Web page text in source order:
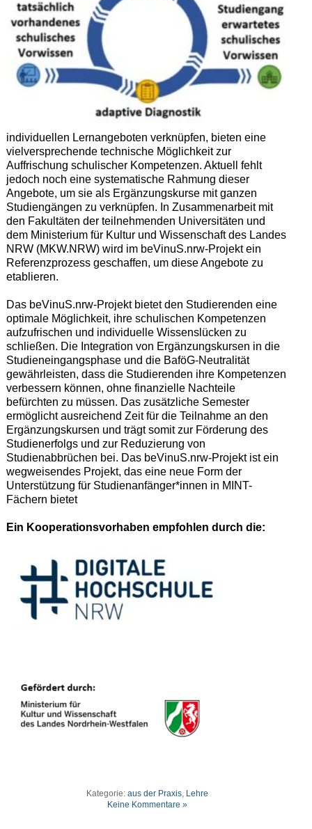
individuellen Lernangeboten verknüpfen, bieten eine
vielversprechende technische Möglichkeit zur
Auffrischung schulischer Kompetenzen. Aktuell fehlt
jedoch noch eine systematische Rahmung dieser
Angebote, um sie als Ergänzungskurse mit ganzen
Studiengängen zu verknüpfen. In Zusammenarbeit mit
den Fakultäten der teilnehmenden Universitäten und
dem Ministerium für Kultur und Wissenschaft des Landes
NRW (MKW.NRW) wird im beVinuS.nrw-Projekt ein
Referenzprozess geschaffen, um diese Angebote zu
etablieren.
Das beVinuS.nrw-Projekt bietet den Studierenden eine
optimale Möglichkeit, ihre schulischen Kompetenzen
aufzufrischen und individuelle Wissenslücken zu
schließen. Die Integration von Ergänzungskursen in die
Studieneingangsphase und die BaföG-Neutralität
gewährleisten, dass die Studierenden ihre Kompetenzen
verbessern können, ohne finanzielle Nachteile
befürchten zu müssen. Das zusätzliche Semester
ermöglicht ausreichend Zeit für die Teilnahme an den
Ergänzungskursen und trägt somit zur Förderung des
Studienerfolgs und zur Reduzierung von
Studienabbrüchen bei. Das beVinuS.nrw-Projekt ist ein
wegweisendes Projekt, das eine neue Form der
Unterstützung für Studienanfänger*innen in MINT-
Fächern bietet
Ein Kooperationsvorhaben empfohlen durch die:
Kategorie:aus der Praxis Lehre
Keine Kommentare »